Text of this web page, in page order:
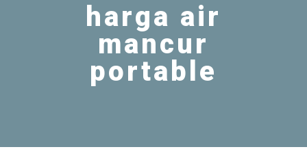
harga air
mancur
portable